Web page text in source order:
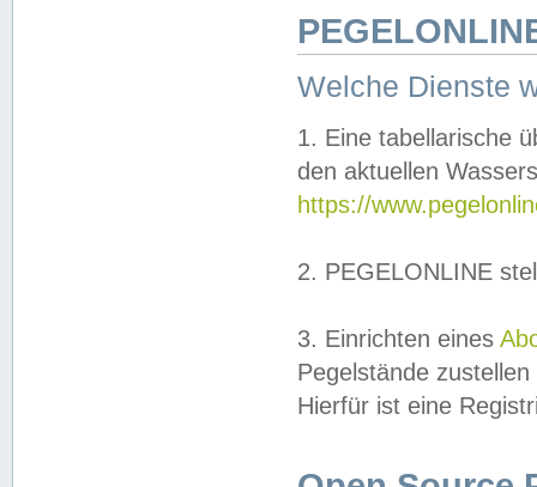
Welche Dienste
1. Eine tabellarische
den aktuellen
https://
2. PEGELONLINE
3. Einrichten eines
Pegelstände
Hierfür ist eine